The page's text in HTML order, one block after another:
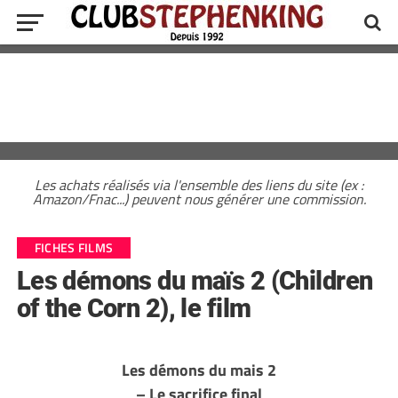
Les achats réalisés via l'ensemble des liens du site (ex :
Amazon/Fnac...) peuvent nous générer une commission.
FICHES FILMS
Les démons du maïs 2 (Children
of the Corn 2), le film
Les démons du mais 2